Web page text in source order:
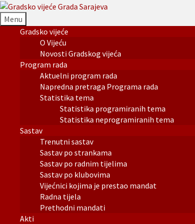
Menu
Gradsko vijeće
O Vijeću
Novosti Gradskog vijeća
Program rada
Aktuelni program rada
Napredna pretraga Programa rada
Statistika tema
Statistika programiranih tema
Statistika neprogramiranih tema
Sastav
Trenutni sastav
Sastav po strankama
Sastav po radnim tijelima
Sastav po klubovima
Vijećnici kojima je prestao mandat
Radna tijela
Prethodni mandati
Akti